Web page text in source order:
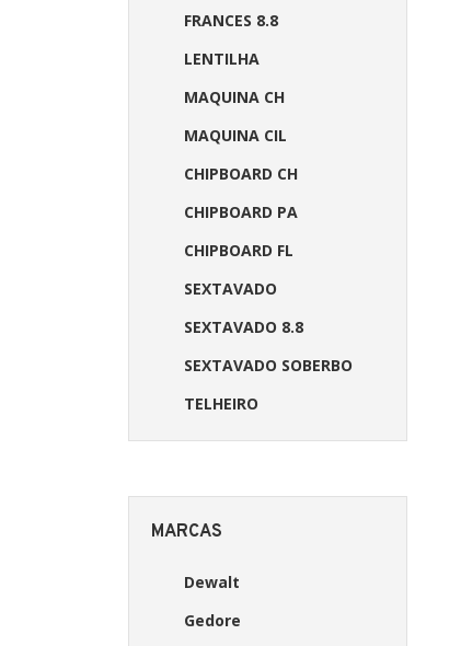
FRANCES 8.8
LENTILHA
MAQUINA CH
MAQUINA CIL
CHIPBOARD CH
CHIPBOARD PA
CHIPBOARD FL
SEXTAVADO
SEXTAVADO 8.8
SEXTAVADO SOBERBO
TELHEIRO
MARCAS
Dewalt
Gedore